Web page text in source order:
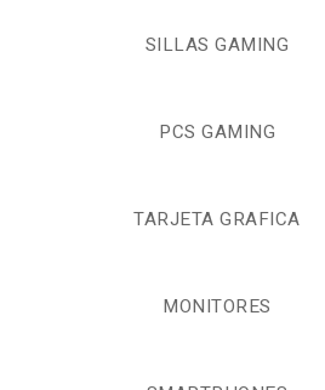
SILLAS GAMING
PCS GAMING
TARJETA GRAFICA
MONITORES